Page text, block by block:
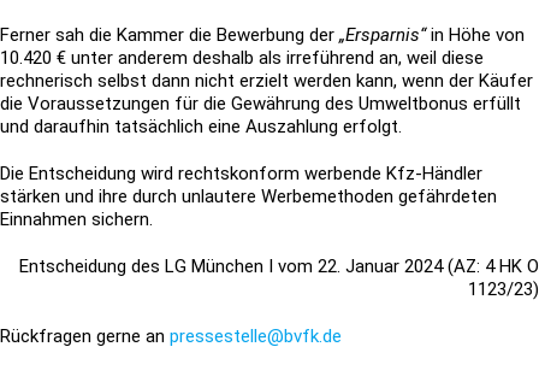
Ferner sah die Kammer die Bewerbung der „Ersparnis“in Höhe von
10.420 € unter anderem deshalb als irreführend an, weil diese
rechnerisch selbst dann nicht erzielt werden kann, wenn der Käufer
die Voraussetzungen für die Gewährung des Umweltbonus erfüllt
und daraufhin tatsächlich eine Auszahlung erfolgt.
Die Entscheidung wird rechtskonform werbende Kfz-Händler
stärken und ihre durch unlautere Werbemethoden gefährdeten
Einnahmen sichern.
Entscheidung des LG München I vom 22. Januar 2024 (AZ: 4 HK O
1123/23)
Rückfragen gerne an pressestelle@bvfk.de